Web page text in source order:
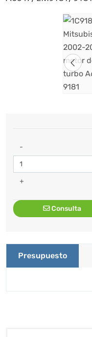
-
+
Consulta
Presupuesto